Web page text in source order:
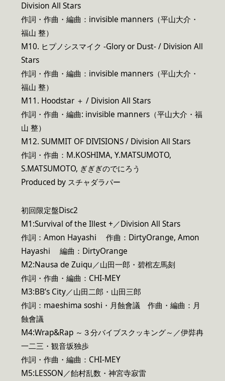
Division All Stars
作詞・作曲・編曲：invisible manners（平山大介・
福山 整）
M10. ヒプノシスマイク -Glory or Dust- / Division All
Stars
作詞・作曲・編曲：invisible manners（平山大介・
福山 整）
M11. Hoodstar ＋ / Division All Stars
作詞・作曲・編曲: invisible manners（平山大介・福
山 整）
M12. SUMMIT OF DIVISIONS / Division All Stars
作詞・作曲：M.KOSHIMA, Y.MATSUMOTO,
S.MATSUMOTO, ぎぎぎのでにろう
Produced by スチャダラパー
初回限定盤Disc2
M1:Survival of the Illest +／Division All Stars
作詞：Amon Hayashi 作曲：DirtyOrange, Amon
Hayashi 編曲：DirtyOrange
M2:Nausa de Zuiqu／山田一郎・碧棺左馬刻
作詞・作曲・編曲：CHI-MEY
M3:BB’s City／山田二郎・山田三郎
作詞：maeshima soshi・月蝕會議 作曲・編曲：月
蝕會議
M4:Wrap&Rap ～３分バイブスクッキング～／伊弉冉
一二三・観音坂独歩
作詞・作曲・編曲：CHI-MEY
M5:LESSON／飴村乱数・神宮寺寂雷